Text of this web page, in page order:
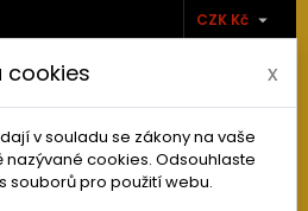
CZK Kč 
 shopping_cart0
cookies x
v souladu se zákony na vaše
cookies. Odsouhlaste
souborů pro použití webu.